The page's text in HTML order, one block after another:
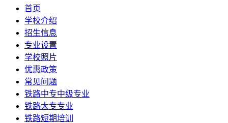
首页
学校介绍
招生信息
专业设置
学校照片
优惠政策
常见问题
铁路中专中级专业
铁路大专专业
铁路短期培训